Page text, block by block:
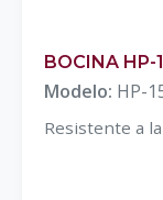
BOCINA HP-
Modelo: HP-
Resistente a